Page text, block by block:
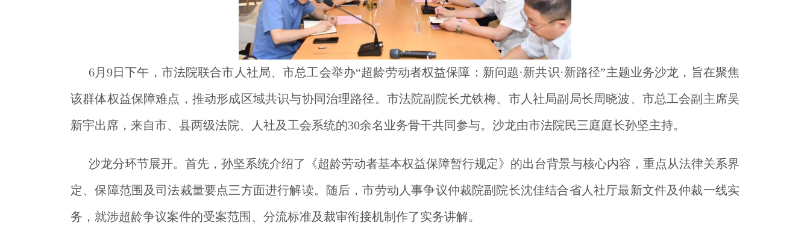
6月9日下午，市法院联合市人社局、市总工会举办“超龄劳动者权益保障：新问题·新共识·新路径”主题业务沙龙，旨在聚焦
该群体权益保障难点，推动形成区域共识与协同治理路径。 市法院副院长尤铁梅、市人社局副局长周晓波、市总工会副主席吴
新宇出席，来自市、县两级法院、人社及工会系统的30余名业务骨干共同参与。沙龙由市法院民三庭庭长孙坚主持。
沙龙分环节展开。首先，孙坚系统介绍了《超龄劳动者基本权益保障暂行规定》的出台背景与核心内容，重点从法律关系界
定、保障范围及司法裁量要点三方面进行解读。随后，市劳动人事争议仲裁院副院长沈佳结合省人社厅最新文件及仲裁一线实
务，就涉超龄争议案件的受案范围、分流标准及裁审衔接机制作了实务讲解。